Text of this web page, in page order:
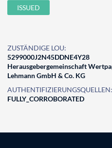
ISSUED
ZUSTÄNDIGE LOU:
5299000J2N45DDNE4Y28
Herausgebergemeinschaft
Lehmann GmbH & Co. KG
AUTHENTIFIZIERUNGSQUELLEN:
FULLY_CORROBORATED